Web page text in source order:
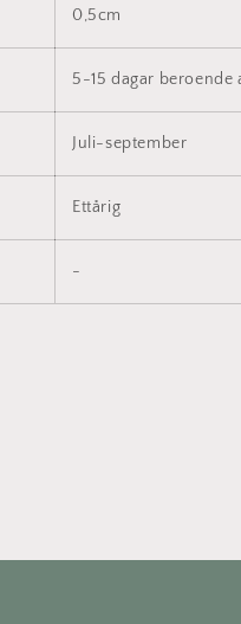
0,5cm
5-15 dagar beroende
Juli-september
Ettårig
-